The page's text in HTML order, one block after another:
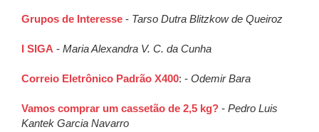
Grupos de Interesse - Tarso Dutra Blitzkow de Queiroz
I SIGA - Maria Alexandra V. C. da Cunha
Correio Eletrônico Padrão X400: - Odemir Bara
Vamos comprar um cassetão de 2,5 kg? - Pedro Luis
Kantek Garcia Navarro